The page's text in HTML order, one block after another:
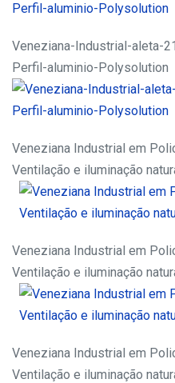
Veneziana-Industrial-aleta-
Perfil-aluminio-Polysolution
Veneziana Industrial em
Ventilação e iluminação
Veneziana Industrial em
Ventilação e iluminação
Veneziana Industrial em
Ventilação e iluminação